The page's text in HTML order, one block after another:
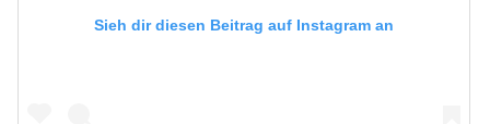
Sieh dir diesen Beitrag auf Instagram an